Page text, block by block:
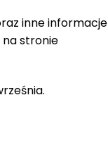
inne informacje
stronie